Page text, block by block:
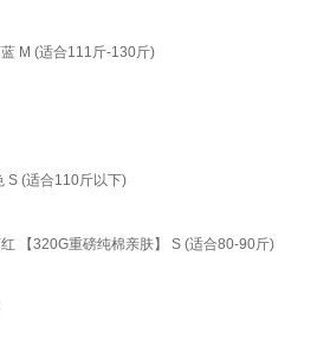
M (适合111斤-130斤)
S (适合110斤以下)
【320G重磅纯棉亲肤】 S (适合80-90斤)